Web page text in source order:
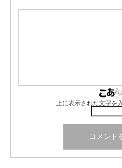
上に表示された文字を